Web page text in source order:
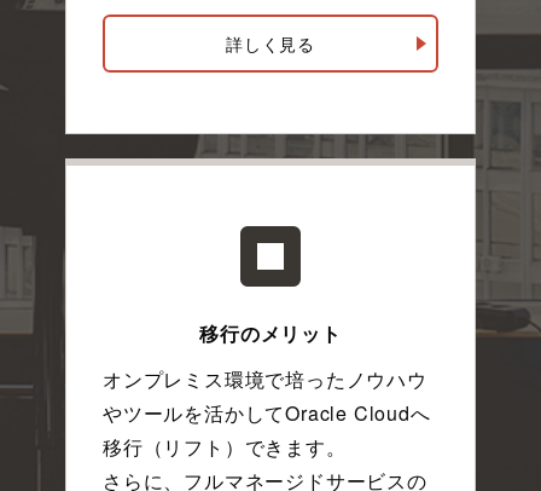
詳しく見る
移行のメリット
オンプレミス環境で培ったノウハウ
やツールを活かしてOracle Cloudへ
移行（リフト）できます。
さらに、フルマネージドサービスの